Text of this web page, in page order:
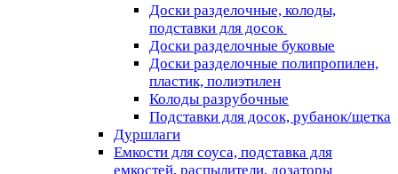
Доски разделочные, колоды,
подставки для досок
Доски разделочные буковые
Доски разделочные полипропилен,
пластик, полиэтилен
Колоды разрубочные
Подставки для досок, рубанок/щетка
Дуршлаги
Емкости для соуса, подставка для
емкостей, распылители, дозаторы